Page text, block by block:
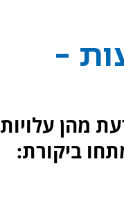
-
מהן עלויות
ביקורת: